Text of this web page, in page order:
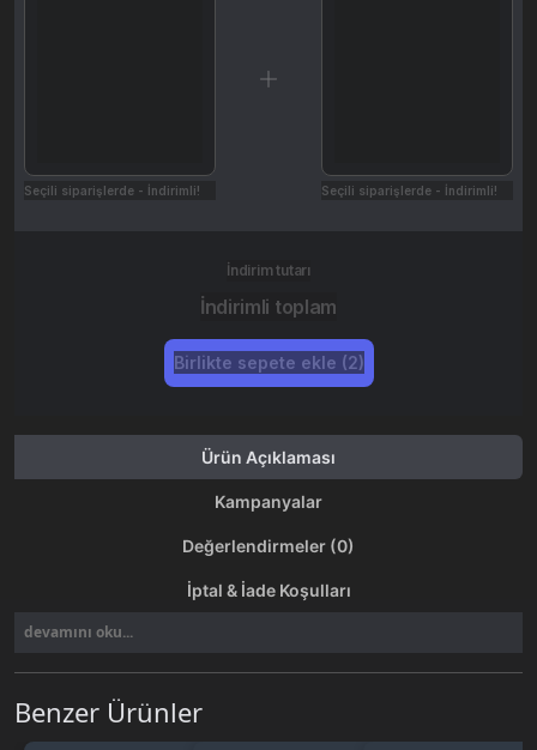
Seçili siparişlerde - İndirimli! Seçili siparişlerde - İndirimli!
İndirim tutarı
İndirimli toplam
Birlikte sepete ekle (2)
Ürün Açıklaması
Kampanyalar
Değerlendirmeler (0)
İptal & İade Koşulları
devamını oku...
Benzer Ürünler